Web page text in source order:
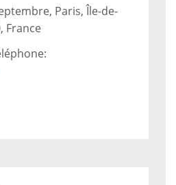
Paris, Île-de-
France